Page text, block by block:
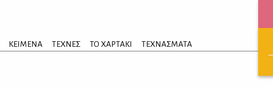
ΚΕΙΜΕΝΑ ΤΕΧΝΕΣ ΤΟ ΧΑΡΤΑΚΙ ΤΕΧΝΑΣΜΑΤΑ